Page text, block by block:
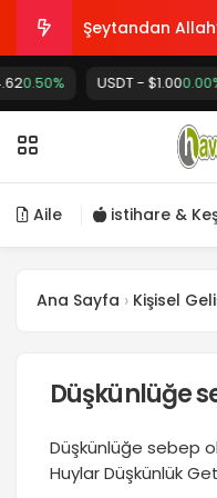
Şeytandan
Hoş görünmek
gül suyu ile
Allah’ın
Cehennem
USDT - $1.000.00%
Aile istihare &
Ana Sayfa Kişisel
Düşkünlüğe
Düşkünlüğe sebep
Huylar Düşkünlük